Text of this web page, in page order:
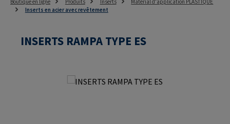
Boutique en ligne Produits Inserts
Matérial d'application PLASTIQUE
Inserts en acier avec revêtement
INSERTS RAMPA TYPE ES
Ignorer la galerie d'images